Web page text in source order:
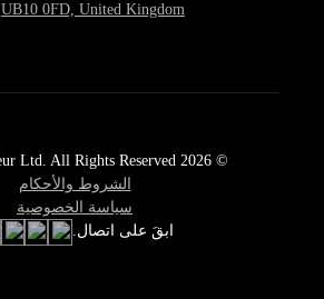
UB10 0FD, United Kingdom
© 2026 iPro Chauffeur Ltd. All Rights Reserved
الشروط والأحكام
سياسة الخصوصية
ابقَ على اتصال.